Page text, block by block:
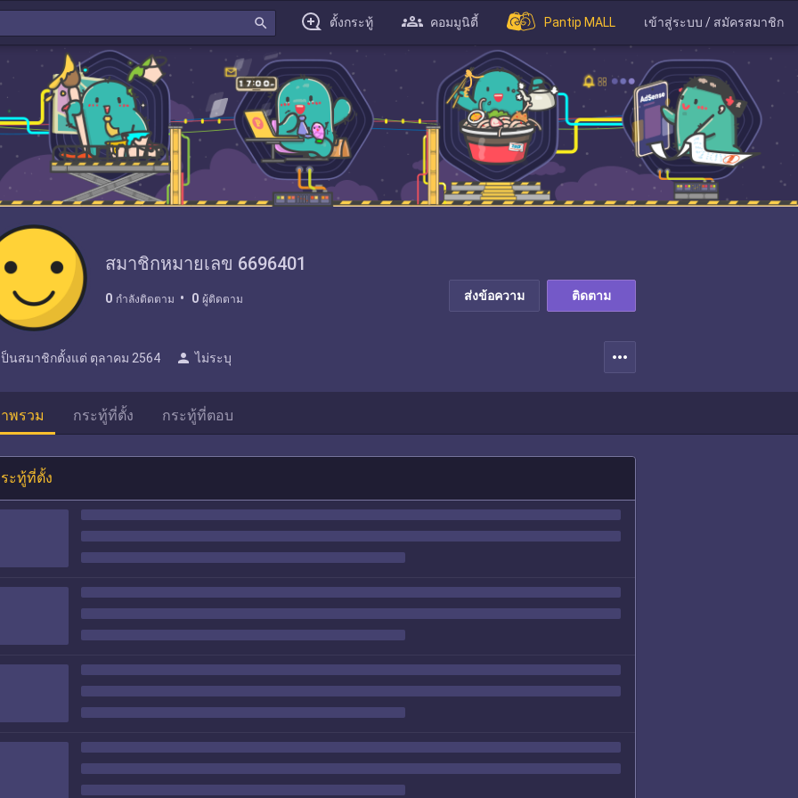
search ตั้งกระทู้ คอมมูนิตี้ Pantip MALL เข้าสู่ระบบ / สมัครสมาชิก
สมาชิกหมายเลข 6696401
0 กำลังติดตาม 0 ผู้ติดตาม ส่งข้อความ ติดตาม
ป็นสมาชิกตั้งแต่ ตุลาคม 2564 person ไม่ระบุ more_horiz
พรวม กระทู้ที่ตั้ง กระทู้ที่ตอบ
ะทู้ที่ตั้ง